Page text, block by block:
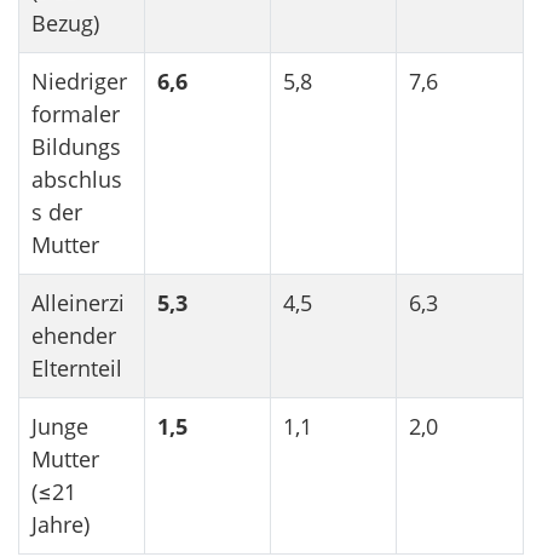
Bezug)
Niedriger
formaler
Bildungs
abschlus
s der
Mutter
6,6 5,8 7,6
Alleinerzi
ehender
Elternteil
5,3 4,5 6,3
Junge
Mutter
(≤21
Jahre)
1,5 1,1 2,0